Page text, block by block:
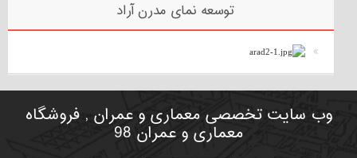
توسعه نمای مدرن آراد
وب سایت تخصصی معماری و عمران , فروشگاه
معماری و عمران 98